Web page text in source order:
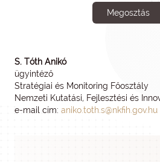
Megosztás
S. Tóth Anikó
ügyintéző
Stratégiai és Monitoring Főosztály
Nemzeti Kutatási, Fejlesztési és
e-mail cím: aniko.toth.s@nkfih.gov.hu